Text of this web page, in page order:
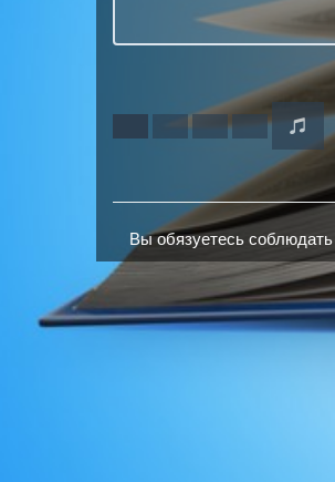
Вы обязуетесь соблюдать